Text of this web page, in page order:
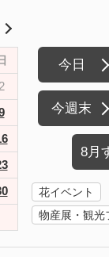
今日
今週末
8月
花イベント
物産展・観光